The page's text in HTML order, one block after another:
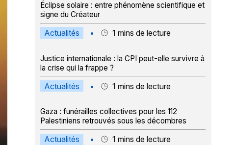
Éclipse solaire : entre phénomène scientifique et
signe du Créateur
Actualités • 1 mins de lecture
Justice internationale : la CPI peut-elle survivre à
la crise qui la frappe ?
Actualités • 1 mins de lecture
Gaza : funérailles collectives pour les 112
Palestiniens retrouvés sous les décombres
Actualités • 1 mins de lecture